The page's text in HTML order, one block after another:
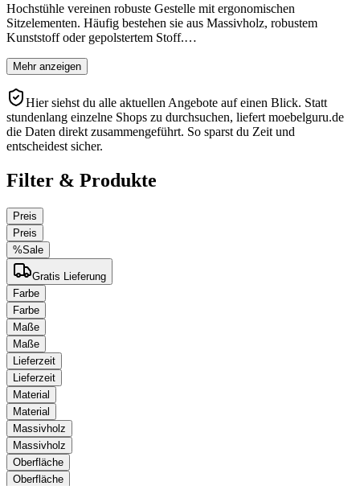
Hochstühle vereinen robuste Gestelle mit ergonomischen
Sitzelementen. Häufig bestehen sie aus Massivholz, robustem
Kunststoff oder gepolstertem Stoff.…
Mehr anzeigen
Hier siehst du alle aktuellen Angebote auf einen Blick. Statt
stundenlang einzelne Shops zu durchsuchen, liefert moebelguru.de
die Daten direkt zusammengeführt. So sparst du Zeit und
entscheidest sicher.
Filter & Produkte
Preis
Preis
%Sale
Gratis Lieferung
Farbe
Farbe
Maße
Maße
Lieferzeit
Lieferzeit
Material
Material
Massivholz
Massivholz
Oberfläche
Oberfläche